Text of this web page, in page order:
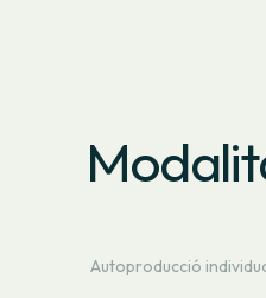
Autoproducció